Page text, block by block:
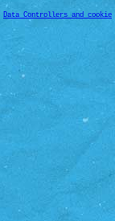
Data Controllers and cookie